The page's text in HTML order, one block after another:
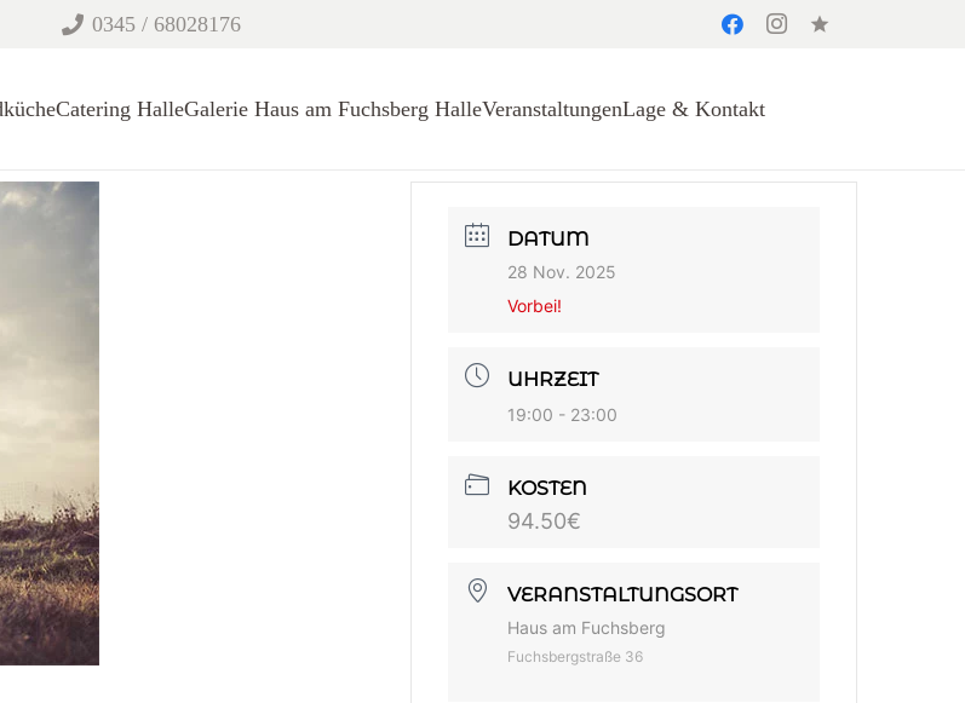
0345 / 68028176 star
Catering HalleGalerie Haus am Fuchsberg HalleVeranstaltungenLage & Kontakt
DATUM
28 Nov. 2025
Vorbei!
UHRZEIT
19:00 - 23:00
KOSTEN
94.50€
VERANSTALTUNGSORT
Haus am Fuchsberg
Fuchsbergstraße 36